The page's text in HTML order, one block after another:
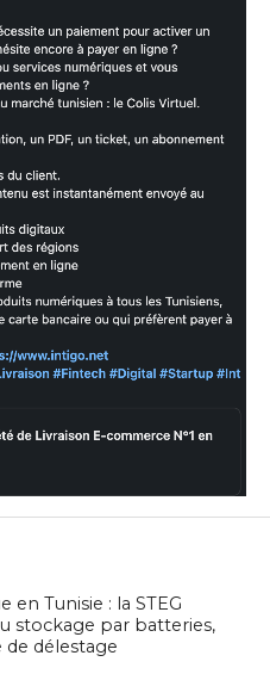
en Tunisie : la STEG
stockage par batteries,
de délestage